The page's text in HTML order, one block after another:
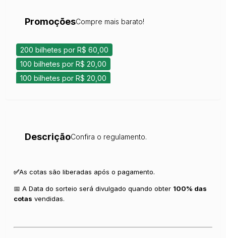
PromoçõesCompre mais barato!
200 bilhetes por R$ 60,00
100 bilhetes por R$ 20,00
100 bilhetes por R$ 20,00
DescriçãoConfira o regulamento.
✅As cotas são liberadas após o pagamento.
📅 A Data do sorteio será divulgado quando obter 100% das
cotas vendidas.